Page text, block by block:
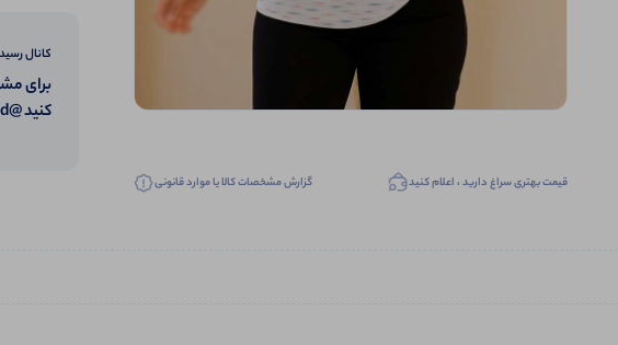
قیمت بهتری سراغ دارید ، اعلام کنید گزارش مشخصات کالا یا موارد قانونی
کانال
برای
کنید @betaniresid